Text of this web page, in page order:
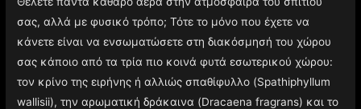
σας, αλλά με φυσικό τρόπο; Τότε το μόνο που έχετε να
κάνετε είναι να ενσωματώσετε στη διακόσμησή του χώρου
σας κάποιο από τα τρία πιο κοινά φυτά εσωτερικού χώρου:
τον κρίνο της ειρήνης ή αλλιώς σπαθίφυλλο (Spathiphyllum
wallisii), την αρωματική δράκαινα (Dracaena fragrans) και το